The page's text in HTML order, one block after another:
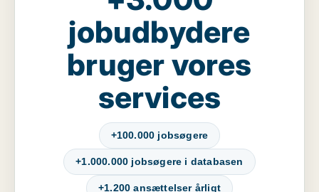
jobudbydere
bruger vores
services
+100.000 jobsøgere
+1.000.000 jobsøgere i databasen
+1.200 ansættelser årligt